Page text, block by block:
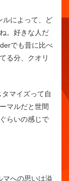
ルによって、ど
。好きな人だ
でも昔に比べ
る分、クオリ
マイズって自
マルだと世間
らいの感じで
マへの思いは溢